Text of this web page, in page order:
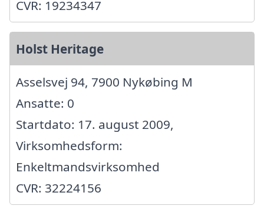
CVR: 19234347
Holst Heritage
Asselsvej 94, 7900 Nykøbing M
Ansatte: 0
Startdato: 17. august 2009,
Virksomhedsform:
Enkeltmandsvirksomhed
CVR: 32224156